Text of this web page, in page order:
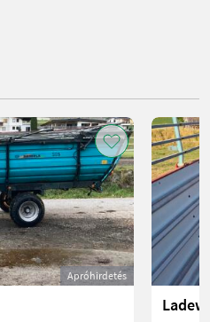
Apróhirdetés